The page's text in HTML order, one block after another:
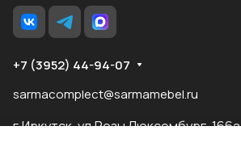
+7 (3952) 44-94-07
sarmacomplect@sarmamebel.ru
г.Иркутск, ул.Розы Люксембург, 166а